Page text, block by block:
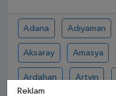
Adana Adıyaman
Aksaray Amasya
Ardahan Artvin
Reklam